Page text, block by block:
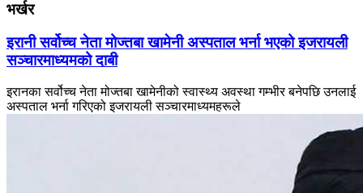
भर्खर
इरानी सर्वोच्च नेता मोज्तबा खामेनी अस्पताल भर्ना भएको इजरायली
सञ्चारमाध्यमको दाबी
इरानका सर्वोच्च नेता मोज्तबा खामेनीको स्वास्थ्य अवस्था गम्भीर बनेपछि उनलाई
अस्पताल भर्ना गरिएको इजरायली सञ्चारमाध्यमहरूले